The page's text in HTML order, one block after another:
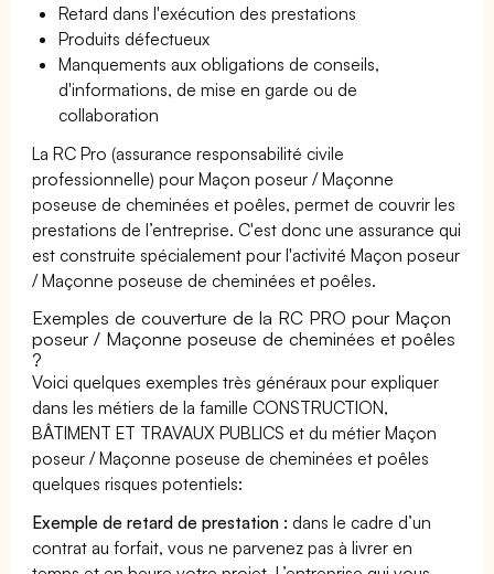
Retard dans l'exécution des prestations
Produits défectueux
Manquements aux obligations de conseils,
d'informations, de mise en garde ou de
collaboration
La RC Pro (assurance responsabilité civile
professionnelle) pour Maçon poseur / Maçonne
poseuse de cheminées et poêles, permet de couvrir les
prestations de l’entreprise. C'est donc une assurance qui
est construite spécialement pour l'activité Maçon poseur
/ Maçonne poseuse de cheminées et poêles.
Exemples de couverture de la RC PRO pour Maçon
poseur / Maçonne poseuse de cheminées et poêles
?
Voici quelques exemples très généraux pour expliquer
dans les métiers de la famille CONSTRUCTION,
BÂTIMENT ET TRAVAUX PUBLICS et du métier Maçon
poseur / Maçonne poseuse de cheminées et poêles
quelques risques potentiels:
Exemple de retard de prestation : dans le cadre d’un
contrat au forfait, vous ne parvenez pas à livrer en